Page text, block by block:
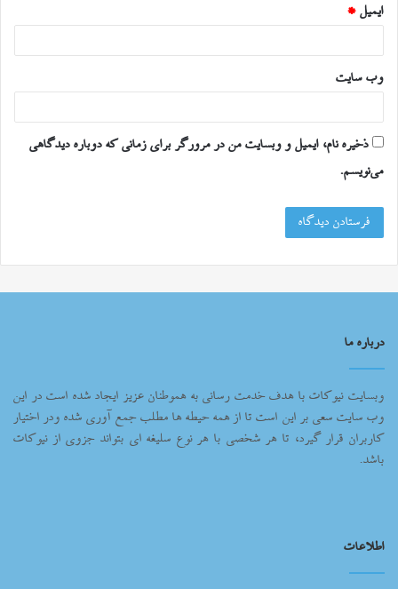
ایمیل *
وب‌ سایت
ذخیره نام، ایمیل و وبسایت من در مرورگر برای زمانی که دوباره دیدگاهی
می‌نویسم.
درباره ما
وبسایت نیوکات با هدف خدمت رسانی به هموطنان عزیز ایجاد شده است در این
وب سایت سعی بر این است تا از همه حیطه ها مطلب جمع آوری شده ودر اختیار
کاربران قرار گیرد، تا هر شخصی با هر نوع سلیغه ای بتواند جزوی از نیوکات
باشد.
اطلاعات